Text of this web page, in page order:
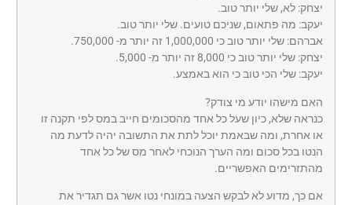
יצחק: לא, שלי יותר טוב.
יעקב: מה פתאום, שניכם טועים. שלי יותר טוב.
אברהם: שלי יותר טוב כי 1,000,000 זה יותר מ- 750,000.
יצחק: שלי יותר טוב כי 8,000 זה יותר מ- 5,000.
יעקב: שלי הכי טוב כי הוא באמצע.
האם מישהו יודע מי צודק?
כנראה שלא, כיון שעל כל אחד מהסכומים חייב במס לפי תקנה זו
או אחרת, ומה שבאמת יוכל לתת את התשובה יהיה לדעת מה
הנטו בכל סכום ומה הערך הנוכחי לאחר מס של כל אחד
מהתזרימים האפשריים.
אם כך, מדוע לא לבקש הצעה במונחי נטו אשר גם תגדיר את